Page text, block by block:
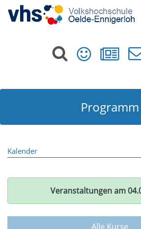
Programm
Kalender
Veranstaltungen am
Alle Kurse